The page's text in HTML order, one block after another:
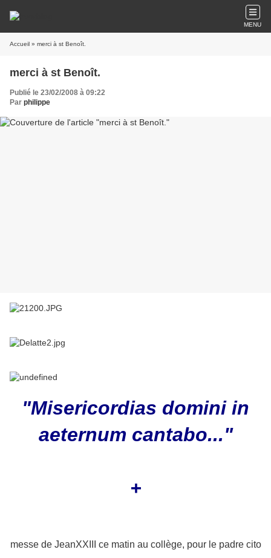
MENU
Accueil » merci à st Benoît.
merci à st Benoît.
Publié le 23/02/2008 à 09:22
Par philippe
"Misericordias domini in
aeternum cantabo..."
+
messe de JeanXXIII ce matin au collège, pour le padre cito